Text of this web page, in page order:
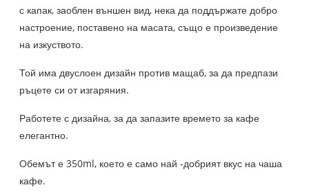
с капак, заоблен външен вид, нека да поддържате добро
настроение, поставено на масата, също е произведение
на изкуството.
Той има двуслоен дизайн против мащаб, за да предпази
ръцете си от изгаряния.
Работете с дизайна, за да запазите времето за кафе
елегантно.
Обемът е 350ml, което е само най -добрият вкус на чаша
кафе.